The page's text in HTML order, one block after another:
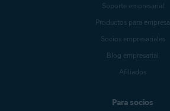
Soporte empresarial
Productos para empresa
Socios empresariales
Blog empresarial
Afiliados
Para socios